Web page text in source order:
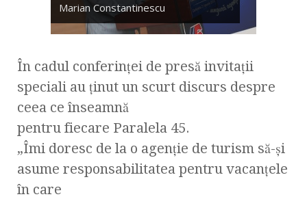
Marian Constantinescu
În cadul conferinței de presă invitații
speciali au ținut un scurt discurs despre
ceea ce înseamnă
pentru fiecare Paralela 45.
„Îmi doresc de la o agenție de turism să-și
asume responsabilitatea pentru vacanțele
în care